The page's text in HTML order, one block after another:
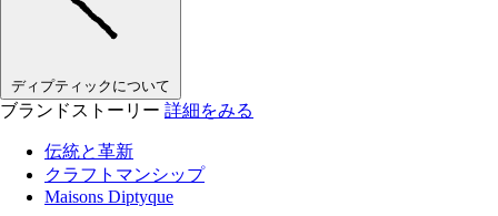
ディプティックについて
ブランドストーリー 詳細をみる
伝統と革新
クラフトマンシップ
Maisons Diptyque